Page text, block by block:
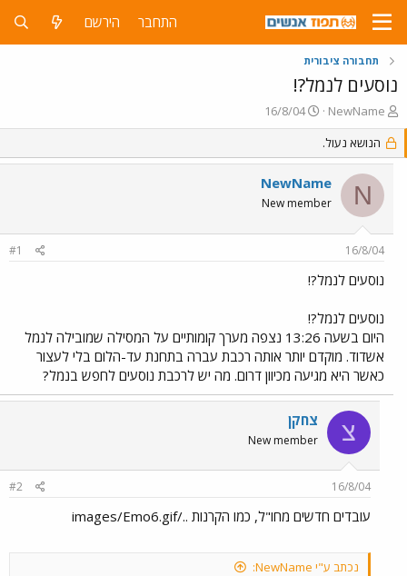
התחבר הירשם
תחבורה ציבורית
נוסעים לנמל?!
פ
ו
ת
ח
נ
NewName
פ
ו
ס
ם
ב
ת
16/8/04
הנושא נעול.
N
NewName
New member
16/8/04
#1
נוסעים לנמל?!
נוסעים לנמל?!
היום בשעה 13:26 נצפה מערך קומותיים על המסילה שמובילה לנמל
אשדוד. מוקדם יותר אותה רכבת עברה בתחנת עד-הלום בלי לעצור
כאשר היא מגיעה מכיוון דרום. מה יש לרכבת נוסעים לחפש בנמל?
צ צחקן
New member
16/8/04
#2
עובדים חדשים מחו"ל, כמו הקרנות ../images/Emo6.gif
נכתב ע"י NewName: